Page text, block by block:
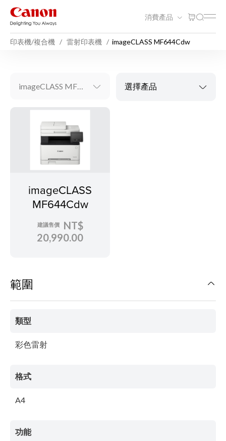
消費產品
印表機/複合機 雷射印表機 imageCLASS MF644Cdw
imageCLASS MF644Cdw 選擇產品
imageCLASS
MF644Cdw
建議售價
NT$
20,990.00
範圍
類型
彩色雷射
格式
A4
功能